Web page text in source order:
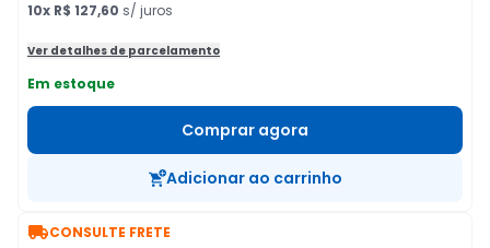
10x R$ 127,60 s/ juros
Ver detalhes de parcelamento
Em estoque
Comprar agora
Adicionar ao carrinho
CONSULTE FRETE